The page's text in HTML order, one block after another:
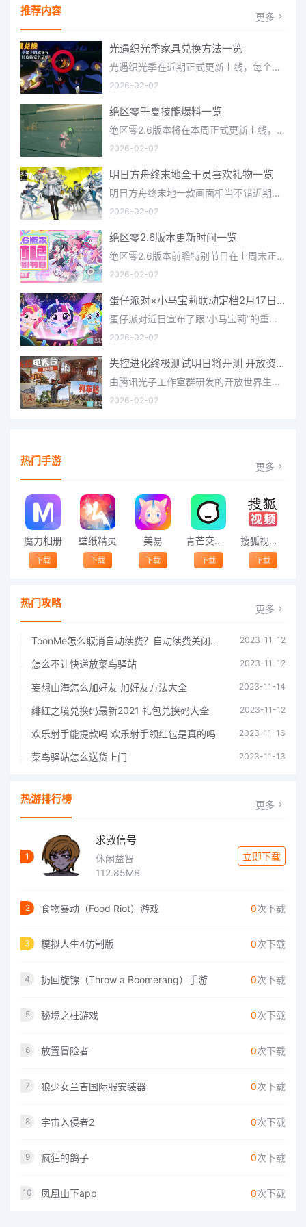
推荐内容 更多
光遇织光季家具兑换方法一览
光遇织光季在近期正式更新上线，每个季节都有着许多全新内容和资讯可以让你来体验，不少刚体验的小伙伴想要知道
2026-02-02
绝区零千夏技能爆料一览
绝区零2.6版本将在本周正式更新上线，上周的前瞻直播官方给玩家们带来关于最新版本的卡池信息和相关活动内容，
2026-02-02
明日方舟终末地全干员喜欢礼物一览
明日方舟终末地一款画面相当不错近期非常火爆的大型二次元冒险游戏，这里有相当多好看的干员可以让你来抽取并
2026-02-02
绝区零2.6版本更新时间一览
绝区零2.6版本前瞻特别节目在上周末正式播出，官方给玩家们带来了许多关于最新版本的相关资讯和上线时间，不少
2026-02-02
蛋仔派对×小马宝莉联动定档2月17日 联动外观将登场
蛋仔派对近日宣布了跟“小马宝莉”的重磅联动！并且时间定档在了2月17日，此次联动将会上新很多外观，各种小马宝
2026-02-02
失控进化终极测试明日将开测 开放资格预下载已开启
由腾讯光子工作室群研发的开放世界生存进化手游《失控进化》宣布，终极测试将于明日正式开启，目前测试资格预下
2026-02-02
热门手游 更多
魔力相册
下载
壁纸精灵
下载
美易
下载
青芒交友软件官方版2021 v1.3
下载
搜狐视频app免费送会员下载安装到手机 v8.8.5
下载
热门攻略 更多
ToonMe怎么取消自动续费？自动续费关闭方法 2023-11-12
怎么不让快递放菜鸟驿站 2023-11-12
妄想山海怎么加好友 加好友方法大全 2023-11-14
绯红之境兑换码最新2021 礼包兑换码大全 2023-11-12
欢乐射手能提款吗 欢乐射手领红包是真的吗 2023-11-16
菜鸟驿站怎么送货上门 2023-11-13
热游排行榜 更多
1
求救信号
休闲益智
112.85MB
立即下载
2 食物暴动（Food Riot）游戏 0次下载
3 模拟人生4仿制版 0次下载
4 扔回旋镖（Throw a Boomerang）手游 0次下载
5 秘境之柱游戏 0次下载
6 放置冒险者 0次下载
7 狼少女兰吉国际服安装器 0次下载
8 宇宙入侵者2 0次下载
9 疯狂的鸽子 0次下载
10 凤凰山下app 0次下载